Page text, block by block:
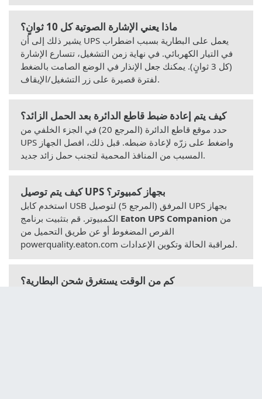
ماذا يعني الإشارة الصوتية كل 10 ثوانٍ؟
يشير ذلك إلى أن UPS يعمل على البطارية بسبب اضطراب
في التيار الكهربائي. في نهاية زمن التشغيل، تتسارع الإشارة
(كل 3 ثوانٍ). يمكنك جعل الإنذار في الوضع الصامت بالضغط
لفترة قصيرة على زر التشغيل/الإيقاف.
كيف يتم إعادة ضبط قاطع الدائرة بعد الحمل الزائد؟
حدد موقع قاطع الدائرة (المرجع 20) في الجزء الخلفي من
UPS واضغط على زرّه لإعادة ضبطه. قبل ذلك، افصل الجهاز
المسبب من المنافذ المحمية لتجنب حمل زائد جديد.
كيف يتم توصيل UPS بجهاز كمبيوتر؟
استخدم كابل USB المرفق (المرجع 5) لتوصيل UPS بجهاز
Eaton UPS Companion
القرص المضغوط أو عن طريق التحميل من
powerquality.eaton.com لمراقبة الحالة وتكوين الإعدادات.
كم من الوقت يستغرق شحن البطارية؟